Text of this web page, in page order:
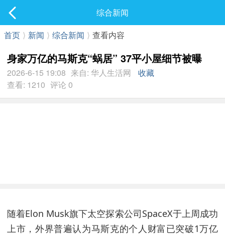
最新发表
综合新闻
首页 ⟩ 新闻 ⟩ 综合新闻 ⟩ 查看内容
身家万亿的马斯克“蜗居” 37平小屋细节被曝
2026-6-15 19:08 来自: 华人生活网
收藏
查看: 1210 评论 0
随着Elon Musk旗下太空探索公司SpaceX于上周成功
上市，外界普遍认为马斯克的个人财富已突破1万亿